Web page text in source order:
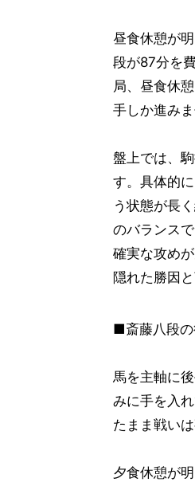
昼食休憩が
段が87分を
局、昼食休
手しか進みま
盤上では、
す。具体的
う状態が長
のバランス
確実な攻め
隠れた勝因
■斎藤八段
馬を主軸に
みに手を入
たまま戦い
夕食休憩が